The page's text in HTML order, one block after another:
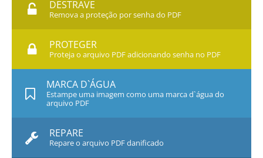
DESTRAVE
Remova a proteção por senha do PDF
PROTEGER
Proteja o arquivo PDF adicionando senha no PDF
MARCA D`ÁGUA
Estampe uma imagem como uma marca d`água do
arquivo PDF
REPARE
Repare o arquivo PDF danificado